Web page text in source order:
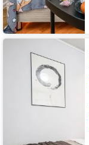
Апартаменты
Цвиллинга